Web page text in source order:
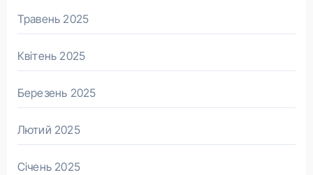
Травень 2025
Квітень 2025
Березень 2025
Лютий 2025
Січень 2025